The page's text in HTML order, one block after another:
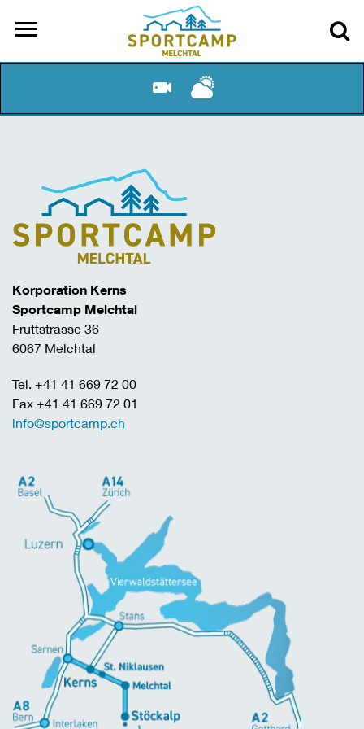
Korporation Kerns
Sportcamp Melchtal
Fruttstrasse 36
6067 Melchtal
Tel. +41 41 669 72 00
Fax +41 41 669 72 01
info@sportcamp.ch